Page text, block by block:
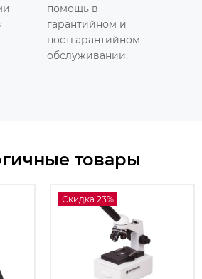
помощь в
гарантийном и
постгарантийном
обслуживании.
товары
Скидка 23%